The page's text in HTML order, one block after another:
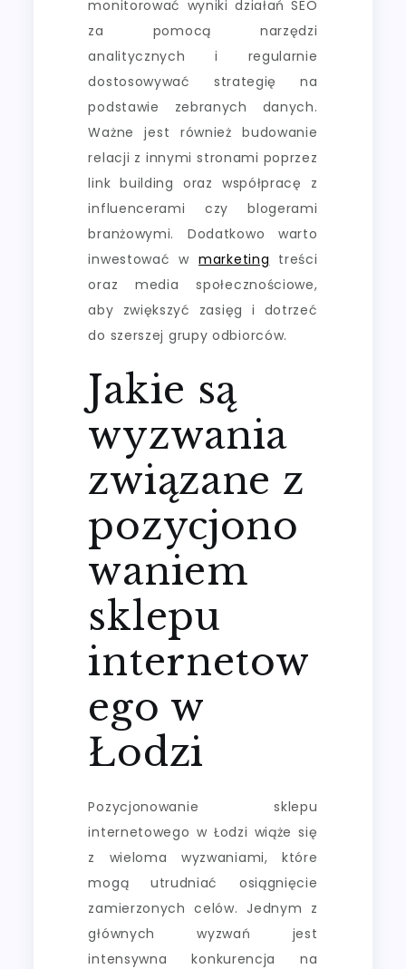
monitorować wyniki działań SEO
za pomocą narzędzi
analitycznych i regularnie
dostosowywać strategię na
podstawie zebranych danych.
Ważne jest również budowanie
relacji z innymi stronami poprzez
link building oraz współpracę z
influencerami czy blogerami
branżowymi. Dodatkowo warto
inwestować wmarketing treści
oraz media społecznościowe,
aby zwiększyć zasięg i dotrzeć
do szerszej grupy odbiorców.
Jakie są
wyzwania
związane z
pozycjono
waniem
sklepu
internetow
ego w
Łodzi
Pozycjonowanie sklepu
internetowego w Łodzi wiąże się
z wieloma wyzwaniami, które
mogą utrudniać osiągnięcie
zamierzonych celów. Jednym z
głównych wyzwań jest
intensywna konkurencja na